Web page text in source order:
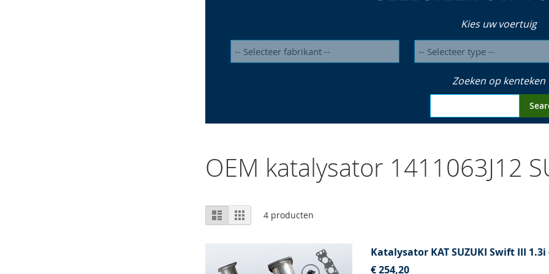
Kies uw voertuig
Zoeken op kenteken
OEM katalysator 1411063J12
Tonen
als
Lijst Foto-
tabel
4 producten
Katalysator KAT SUZUKI Swift III 1.3i
€ 254,20